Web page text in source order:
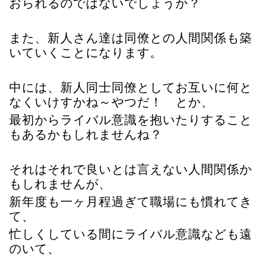
また、新人さん達は同僚との人間関係も築
いていくことになります。
中には、新人同士同僚としてお互いに何と
なくいけすかね～やつだ！ とか、
最初からライバル意識を抱いたりすること
もあるかもしれませんね？
それはそれで良いとは言えない人間関係か
もしれませんが、
新年度も一ヶ月程過ぎて職場にも慣れてき
て、
忙しくしている間にライバル意識なども遠
のいて、